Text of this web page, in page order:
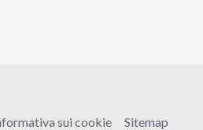
sui cookie Sitemap